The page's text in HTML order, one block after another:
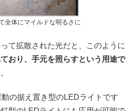
全体にマイルドな明るさに
て拡散された光だと、このように
おり、手元を照らすという用途で
の据え置き型のLEDライトです